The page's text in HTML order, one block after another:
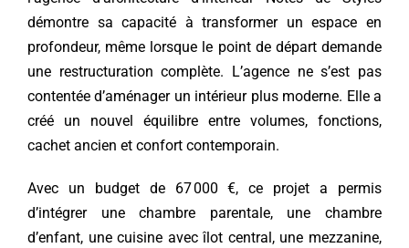
démontre sa capacité à transformer un espace en
profondeur, même lorsque le point de départ demande
une restructuration complète. L’agence ne s’est pas
contentée d’aménager un intérieur plus moderne. Elle a
créé un nouvel équilibre entre volumes, fonctions,
cachet ancien et confort contemporain.
Avec un budget de 67 000 €, ce projet a permis
d’intégrer une chambre parentale, une chambre
d’enfant, une cuisine avec îlot central, une mezzanine,